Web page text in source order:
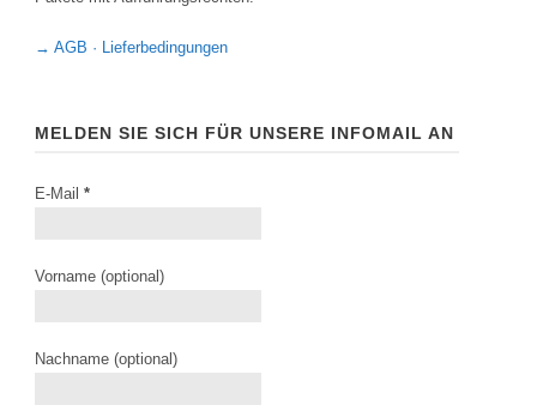
→ AGB · Lieferbedingungen
MELDEN SIE SICH FÜR UNSERE INFOMAIL AN
E-Mail *
Vorname (optional)
Nachname (optional)